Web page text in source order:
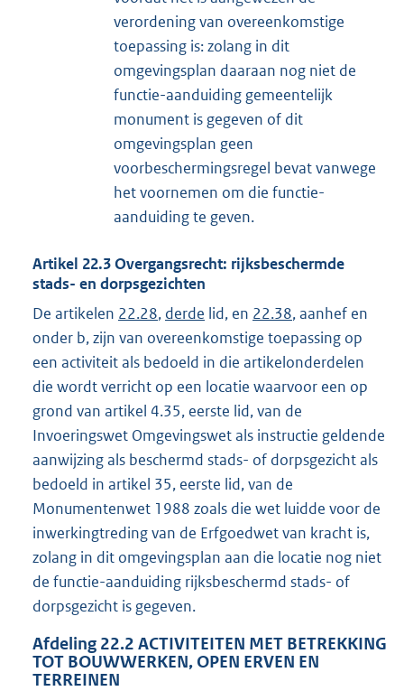
verordening van overeenkomstige
toepassing is: zolang in dit
omgevingsplan daaraan nog niet de
functie-aanduiding gemeentelijk
monument is gegeven of dit
omgevingsplan geen
voorbeschermingsregel bevat vanwege
het voornemen om die functie-
aanduiding te geven.
Artikel 22.3Overgangsrecht: rijksbeschermde
stads- en dorpsgezichten
De artikelen 22.28, derde lid, en 22.38, aanhef en
onder b, zijn van overeenkomstige toepassing op
een activiteit als bedoeld in die artikelonderdelen
die wordt verricht op een locatie waarvoor een op
grond van artikel 4.35, eerste lid, van de
Invoeringswet Omgevingswet als instructie geldende
aanwijzing als beschermd stads- of dorpsgezicht als
bedoeld in artikel 35, eerste lid, van de
Monumentenwet 1988 zoals die wet luidde voor de
inwerkingtreding van de Erfgoedwet van kracht is,
zolang in dit omgevingsplan aan die locatie nog niet
de functie-aanduiding rijksbeschermd stads- of
dorpsgezicht is gegeven.
Afdeling 22.2 ACTIVITEITEN MET BETREKKING
TOT BOUWWERKEN, OPEN ERVEN EN
TERREINEN